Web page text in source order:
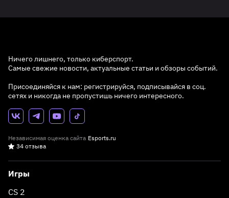
Ничего лишнего, только киберспорт.
Самые свежие новости, актуальные статьи и обзоры событий.
Присоединяйся к нам: регистрируйся, подписывайся в соц.
сетях и никогда не пропустишь ничего интересного.
Независимая оценка сайта Esports.ru
34 отзыва
Игры
CS 2